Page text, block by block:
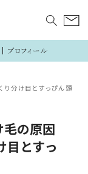
り分け目とすっぴん頭
の原因
目とすっ